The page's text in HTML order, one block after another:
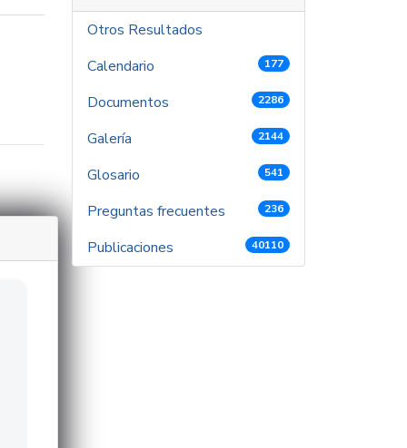
Otros Resultados
Calendario
177
Documentos 2286
Galería 2144
Glosario 541
Preguntas frecuentes 236
Publicaciones 40110